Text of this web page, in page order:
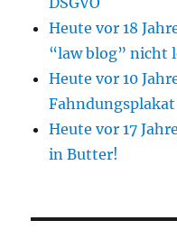
Heute vor 18
“law blog” nicht
Heute vor 10
Fahndungsplakat
Heute vor 17
in Butter!